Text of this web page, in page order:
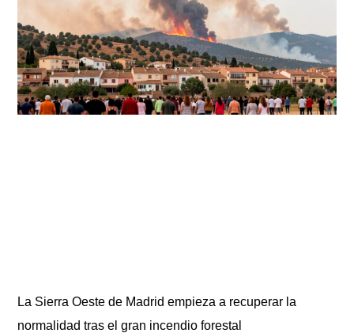
La Sierra Oeste de Madrid empieza a recuperar la
normalidad tras el gran incendio forestal